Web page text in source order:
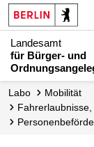
Landesamt
für Bürger- und
Labo
Mobilität